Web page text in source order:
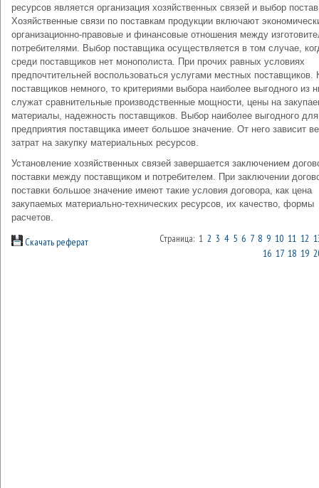
ресурсов является организация хозяйственных связей и выбор
Хозяйственные связи по поставкам продукции включают
организационно-правовые и финансовые отношения между
потребителями. Выбор поставщика осуществляется в том случае,
среди поставщиков нет монополиста. При прочих равных условиях
предпочтительней воспользоваться услугами местных поставщиков.
поставщиков немного, то критериями выбора наиболее выгодного из
служат сравнительные производственные мощности, цены на
материалы, надежность поставщиков. Выбор наиболее выгодного для
предприятия поставщика имеет большое значение. От него зависит
затрат на закупку материальных ресурсов.
Установление хозяйственных связей завершается заключением
поставки между поставщиком и потребителем. При заключении
поставки большое значение имеют такие условия договора, как цена
закупаемых материально-технических ресурсов, их качество, формы
расчетов.
Скачать реферат Страница: 1 2 3 4 5 6 7 8 9 10 11 12
16 17 18 19